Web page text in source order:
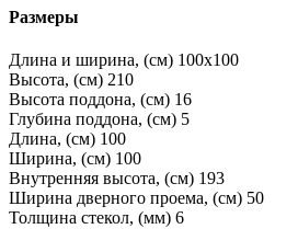
Размеры
Длина и ширина, (см) 100x100
Высота, (см) 210
Высота поддона, (см) 16
Глубина поддона, (см) 5
Длина, (см) 100
Ширина, (см) 100
Внутренняя высота, (см) 193
Ширина дверного проема, (см) 50
Толщина стекол, (мм) 6